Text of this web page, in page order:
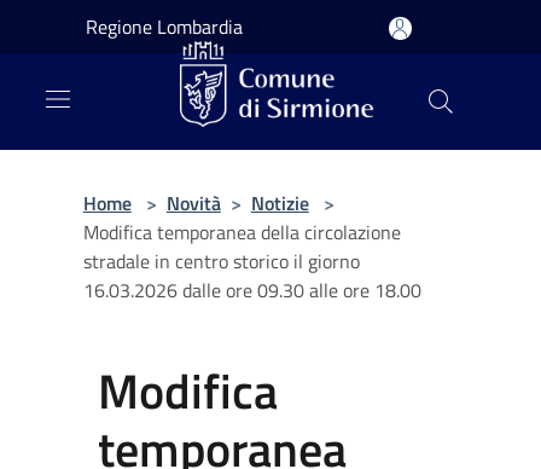
Salta al contenuto principale
Regione Lombardia
Home > Novità > Notizie >
Modifica temporanea della circolazione
stradale in centro storico il giorno
16.03.2026 dalle ore 09.30 alle ore 18.00
Modifica
temporanea